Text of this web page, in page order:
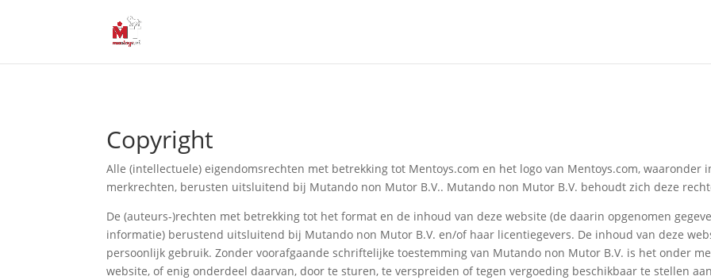
Copyright
Alle (intellectuele) eigendomsrechten met betrekking tot Mentoys.com en het logo van Mentoys.com, waaronder
merkrechten, berusten uitsluitend bij Mutando non Mutor B.V.. Mutando non Mutor B.V. behoudt zich deze
De (auteurs-)rechten met betrekking tot het format en de inhoud van deze website (de daarin opgenomen
informatie) berustend uitsluitend bij Mutando non Mutor B.V. en/of haar licentiegevers. De inhoud van deze
persoonlijk gebruik. Zonder voorafgaande schriftelijke toestemming van Mutando non Mutor B.V. is het onder
website, of enig onderdeel daarvan, door te sturen, te verspreiden of tegen vergoeding beschikbaar te stellen